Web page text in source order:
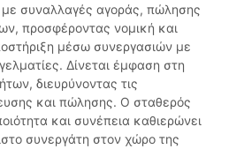
με συναλλαγές αγοράς, πώλησης
προσφέροντας νομική και
μέσω συνεργασιών με
Δίνεται έμφαση στη
διευρύνοντας τις
και πώλησης. Ο σταθερός
και συνέπεια καθιερώνει
συνεργάτη στον χώρο της